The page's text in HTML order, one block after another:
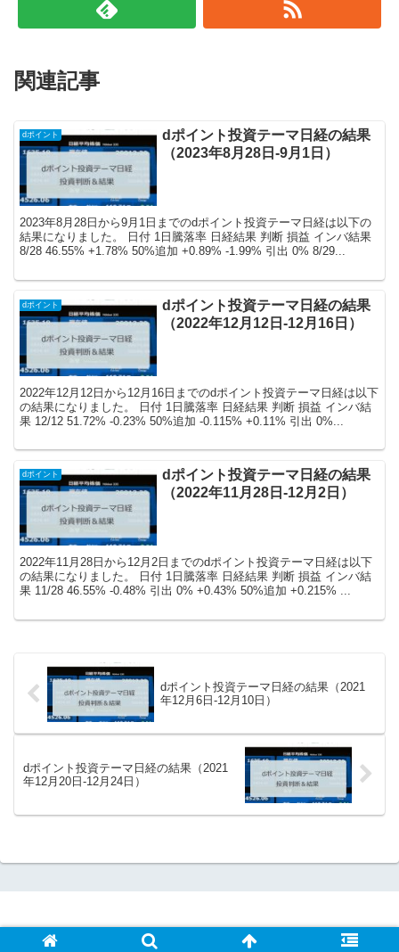
関連記事
dポイント
dポイント投資テーマ日経の結果
（2023年8月28日-9月1日）
2023年8月28日から9月1日までのdポイント投資テーマ日経は以下の
結果になりました。 日付 1日騰落率 日経結果 判断 損益 インバ結果
8/28 46.55% +1.78% 50%追加 +0.89% -1.99% 引出 0% 8/29...
dポイント
dポイント投資テーマ日経の結果
（2022年12月12日-12月16日）
2022年12月12日から12月16日までのdポイント投資テーマ日経は以下
の結果になりました。 日付 1日騰落率 日経結果 判断 損益 インバ結
果 12/12 51.72% -0.23% 50%追加 -0.115% +0.11% 引出 0%...
dポイント
dポイント投資テーマ日経の結果
（2022年11月28日-12月2日）
2022年11月28日から12月2日までのdポイント投資テーマ日経は以下
の結果になりました。 日付 1日騰落率 日経結果 判断 損益 インバ結
果 11/28 46.55% -0.48% 引出 0% +0.43% 50%追加 +0.215% ...
dポイント投資テーマ日経の結果（2021
年12月6日-12月10日）
dポイント投資テーマ日経の結果（2021
年12月20日-12月24日）
© 2019-2026 暗号資産アイデア365.